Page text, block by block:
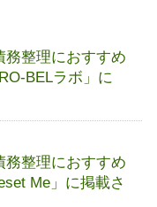
務整理におすすめ
BELラボ」に
務整理におすすめ
Me」に掲載さ